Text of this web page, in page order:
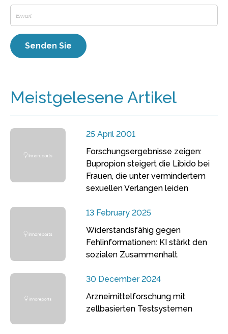
Meistgelesene Artikel
25 April 2001
Forschungsergebnisse zeigen:
Bupropion steigert die Libido bei
Frauen, die unter vermindertem
sexuellen Verlangen leiden
13 February 2025
Widerstandsfähig gegen
Fehlinformationen: KI stärkt den
sozialen Zusammenhalt
30 December 2024
Arzneimittelforschung mit
zellbasierten Testsystemen